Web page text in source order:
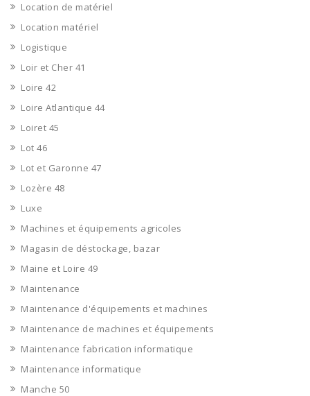
Location de matériel
Location matériel
Logistique
Loir et Cher 41
Loire 42
Loire Atlantique 44
Loiret 45
Lot 46
Lot et Garonne 47
Lozère 48
Luxe
Machines et équipements agricoles
Magasin de déstockage, bazar
Maine et Loire 49
Maintenance
Maintenance d'équipements et machines
Maintenance de machines et équipements
Maintenance fabrication informatique
Maintenance informatique
Manche 50